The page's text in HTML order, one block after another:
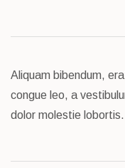
Aliquam bibendum,
congue leo, a
dolor molestie